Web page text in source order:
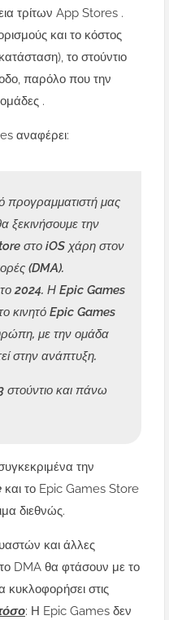
τρίτων App Stores .
και το κόστος
το στούντιο
παρόλο που την
.
αναφέρει:
προγραμματιστή μας
ξεκινήσουμε την
στο iOS χάρη στον
(DMA).
2024. Η Epic Games
κινητό Epic Games
με την ομάδα
στην ανάπτυξη.
και πάνω
την
και το Epic Games Store
διεθνώς.
και άλλες
DMA θα φτάσουν με το
κυκλοφορήσει στις
: Η Epic Games δεν